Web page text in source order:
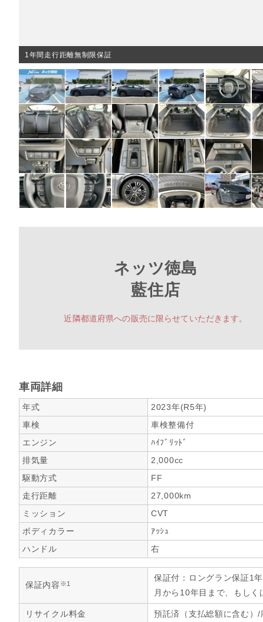
1年間走行距離無制限保証
ネッツ徳島
藍住店
近隣都道府県への販売に限らせていただきます。
車両詳細
年式 2023年(R5年)
車検
車検整備付
エンジン
ﾊｲﾌﾞﾘｯﾄﾞ
排気量
2,000cc
駆動方式
FF
走行距離
27,000km
ミッション
CVT
ボディカラー
ｱｯｼｭ
ハンドル
右
保証内容 ※1
保証付：ロングラン保証1
月から10年目まで、もし
リサイクル料金 預託済（支払総額に含む）